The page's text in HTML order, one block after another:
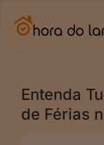
Entenda
de Férias